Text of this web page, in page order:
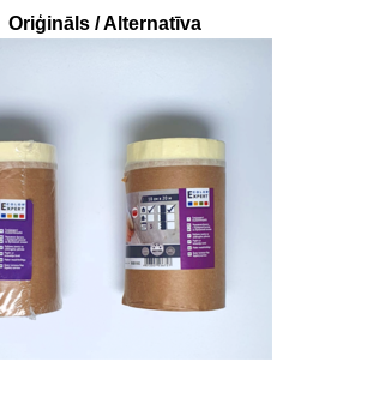
Oriģināls / Alternatīva